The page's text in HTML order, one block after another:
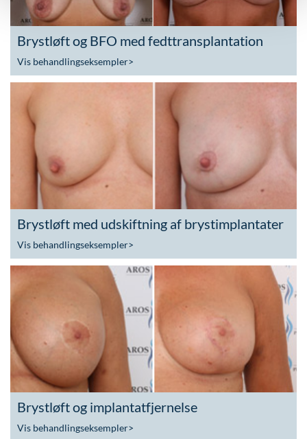
Brystløft og BFO med fedttransplantation
Vis behandlingseksempler>
Brystløft med udskiftning af brystimplantater
Vis behandlingseksempler>
Brystløft og implantatfjernelse
Vis behandlingseksempler>